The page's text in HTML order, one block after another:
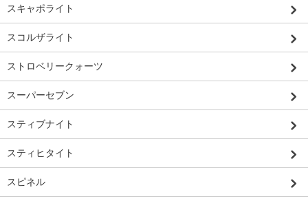
スキャポライト
スコルザライト
ストロベリークォーツ
スーパーセブン
スティブナイト
スティヒタイト
スピネル